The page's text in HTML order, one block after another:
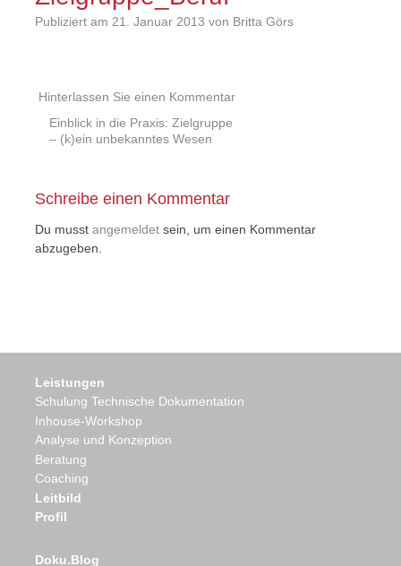
Publiziert am 21. Januar 2013 von Britta Görs
Hinterlassen Sie einen Kommentar
Beitrags
Einblick in die Praxis: Zielgruppe
– (k)ein unbekanntes Wesen
Schreibe einen Kommentar
Du musst angemeldetsein, um einen Kommentar
abzugeben.
Leistungen
Schulung Technische Dokumentation
Inhouse-Workshop
Analyse und Konzeption
Beratung
Coaching
Leitbild
Profil
Doku.Blog